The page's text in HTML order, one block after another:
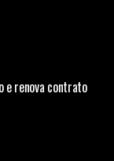
e renova contrato